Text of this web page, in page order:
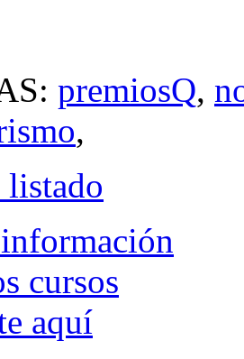
premiosQ,
,
cursos
aquí